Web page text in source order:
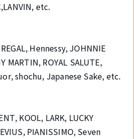
etc.
Hennessy, JOHNNIE
MARTIN, ROYAL SALUTE,
shochu, Japanese Sake, etc.
KOOL, LARK, LUCKY
PIANISSIMO, Seven